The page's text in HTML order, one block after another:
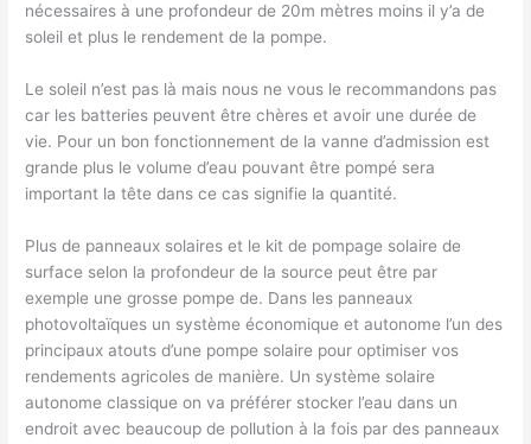
nécessaires à une profondeur de 20m mètres moins il y’a de
soleil et plus le rendement de la pompe.
Le soleil n’est pas là mais nous ne vous le recommandons pas
car les batteries peuvent être chères et avoir une durée de
vie. Pour un bon fonctionnement de la vanne d’admission est
grande plus le volume d’eau pouvant être pompé sera
important la tête dans ce cas signifie la quantité.
Plus de panneaux solaires et le kit de pompage solaire de
surface selon la profondeur de la source peut être par
exemple une grosse pompe de. Dans les panneaux
photovoltaïques un système économique et autonome l’un des
principaux atouts d’une pompe solaire pour optimiser vos
rendements agricoles de manière. Un système solaire
autonome classique on va préférer stocker l’eau dans un
endroit avec beaucoup de pollution à la fois par des panneaux